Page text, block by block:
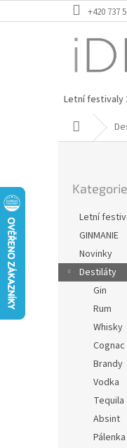
na
+420 737
Letní festivaly
Domů
kategorie
Kategorie
Letní
GINMANIE
Novinky
Destiláty
Gin
Rum
Whisky
Cognac
Brandy
Vodka
Tequila
Absint
Pálenka